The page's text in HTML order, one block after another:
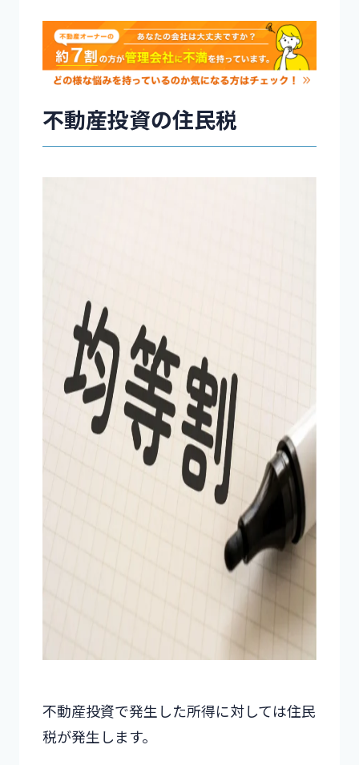
不動産投資の住民税
不動産投資で発生した所得に対しては住民
税が発生します。